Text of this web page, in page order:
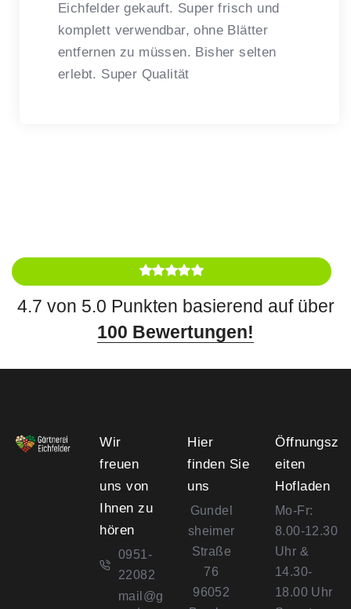
Eichfelder gekauft. Super frisch und
komplett verwendbar, ohne Blätter
entfernen zu müssen. Bisher selten
erlebt. Super Qualität
4.7 von 5.0 Punkten basierend auf über
100 Bewertungen!
Wir
freuen
uns von
Ihnen zu
hören
0951-
22082
mail@g
Hier
finden Sie
uns
Gundel
sheimer
Straße
76
96052
Öffnungsz
eiten
Hofladen
Mo-Fr:
8.00-12.30
Uhr &
14.30-
18.00 Uhr